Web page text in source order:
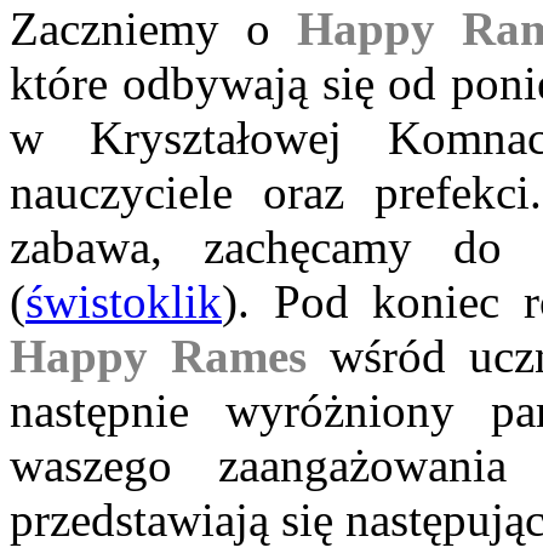
Zaczniemy o Happy
które odbywają się od
w Kryształowej
nauczyciele oraz
zabawa, zachęcamy
(świstoklik). Pod koniec
Happy Rames wśród
następnie wyróżniony
waszego
przedstawiają się